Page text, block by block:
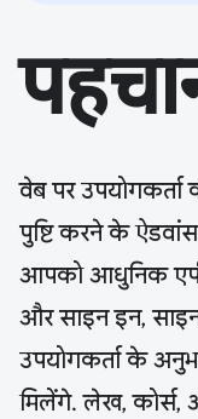
वेब पर
पुष्टि करने के
आपको आधुनिक
और साइन इन,
उपयोगकर्ता के
मिलेंगे. लेख, कोर्स,